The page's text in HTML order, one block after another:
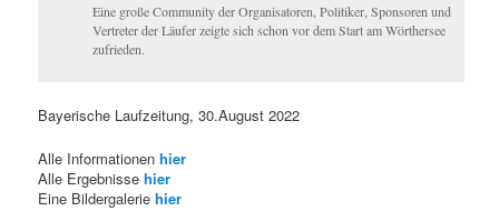
Eine große Community der Organisatoren, Politiker, Sponsoren und
Vertreter der Läufer zeigte sich schon vor dem Start am Wörthersee
zufrieden.
Bayerische Laufzeitung, 30.August 2022
Alle Informationenhier
Alle Ergebnissehier
Eine Bildergaleriehier